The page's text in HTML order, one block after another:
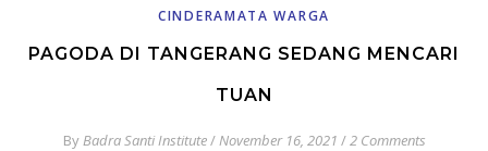
CINDERAMATA WARGA
PAGODA DI TANGERANG SEDANG MENCARI
TUAN
ByBadra Santi Institute/November 16, 2021 /2 Comments